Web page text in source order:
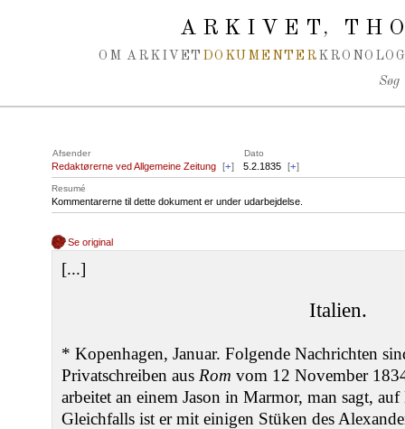
ARKIVET,
OM ARKIVET DOKUMENTER
Søg
Afsender Dato
Redaktørerne ved Allgemeine Zeitung [+] 5.2.1835 [+]
Resumé
Kommentarerne til dette dokument er under udarbejdelse.
Se original
[...]
Italien.
* Kopenhagen, Januar. Folgende Nachrichten
Privatschreiben aus Rom vom 12 November
arbeitet an einem Jason in Marmor, man sagt,
Gleichfalls ist er mit einigen Stüken des